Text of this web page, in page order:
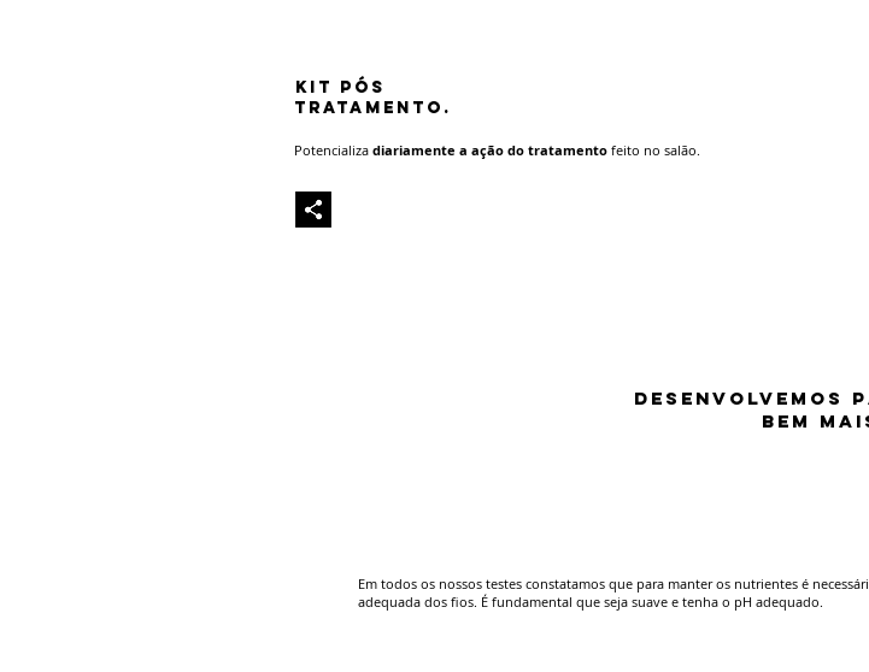
KIT PÓS
TRATAMENTO.
Potencializa diariamente a ação do tratamento feito no salão.
DESENVOLVEMOS
BEM
Em todos os nossos testes constatamos que para manter os nutrientes é
adequada dos fios. É fundamental que seja suave e tenha o pH adequado.